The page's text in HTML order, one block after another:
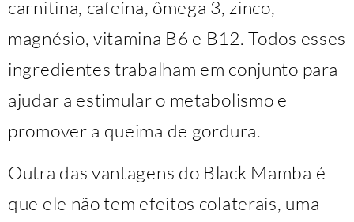
carnitina, cafeína, ômega 3, zinco,
magnésio, vitamina B6 e B12. Todos esses
ingredientes trabalham em conjunto para
ajudar a estimular o metabolismo e
promover a queima de gordura.
Outra das vantagens do Black Mamba é
que ele não tem efeitos colaterais, uma